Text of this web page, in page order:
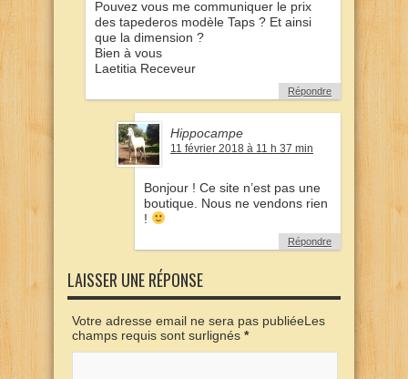
Pouvez vous me communiquer le prix
des tapederos modèle Taps ? Et ainsi
que la dimension ?
Bien à vous
Laetitia Receveur
Répondre
Hippocampe
11 février 2018 à 11 h 37 min
Bonjour ! Ce site n’est pas une
boutique. Nous ne vendons rien
!
Répondre
LAISSER UNE RÉPONSE
Votre adresse email ne sera pas publiéeLes
champs requis sont surlignés *